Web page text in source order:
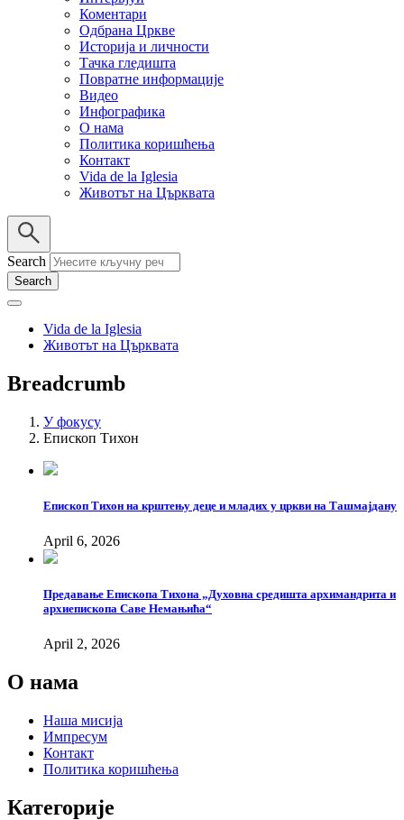
Коментари
Одбрана Цркве
Историја и личности
Тачка гледишта
Повратне информације
Видео
Инфографика
О нама
Политика коришћења
Контакт
Vida de la Iglesia
Животът на Църквата
Search
Vida de la Iglesia
Животът на Църквата
Breadcrumb
У фокусу
Епископ Тихон
Епископ Тихон на крштењу деце и младих у цркви на Ташмајдану
April 6, 2026
Предавање Епископа Тихона „Духовна средишта архимандрита и
архиепископа Саве Немањића“
April 2, 2026
О нама
Наша мисија
Импресум
Контакт
Политика коришћења
Категорије